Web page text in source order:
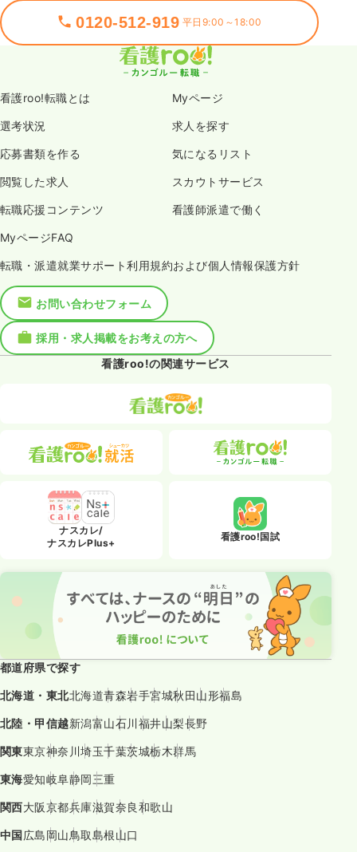
0120-512-919 平日9:00～18:00
看護roo!転職とは Myページ
選考状況 求人を探す
応募書類を作る 気になるリスト
閲覧した求人 スカウトサービス
転職応援コンテンツ 看護師派遣で働く
MyページFAQ
転職・派遣就業サポート利用規約および個人情報保護方針
お問い合わせフォーム
採用・求人掲載をお考えの方へ
看護roo!の関連サービス
ナスカレ/
ナスカレPlus+
看護roo!国試
都道府県で探す
北海道・東北北海道青森岩手宮城秋田山形福島
北陸・甲信越新潟富山石川福井山梨長野
関東東京神奈川埼玉千葉茨城栃木群馬
東海愛知岐阜静岡三重
関西大阪京都兵庫滋賀奈良和歌山
中国広島岡山鳥取島根山口